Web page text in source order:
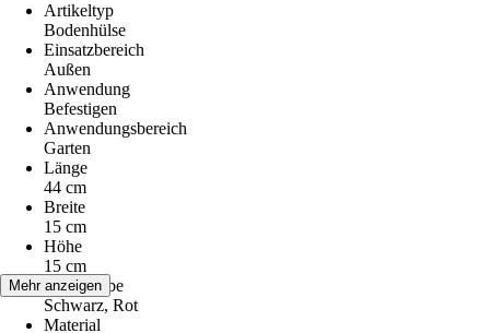
Artikeltyp
Bodenhülse
Einsatzbereich
Außen
Anwendung
Befestigen
Anwendungsbereich
Garten
Länge
44 cm
Breite
15 cm
Höhe
15 cm
Grundfarbe
Schwarz, Rot
Material
Mehr anzeigen